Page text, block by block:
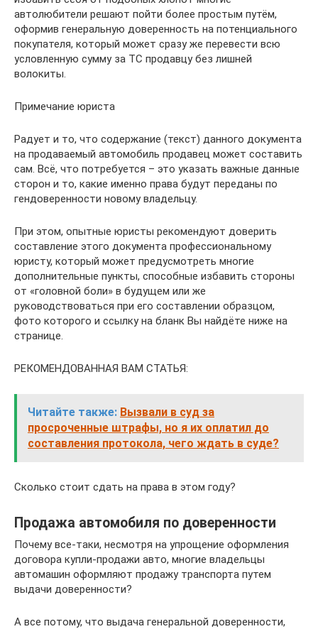
автолюбители решают пойти более простым путём,
оформив генеральную доверенность на потенциального
покупателя, который может сразу же перевести всю
условленную сумму за ТС продавцу без лишней
волокиты.
Примечание юриста
Радует и то, что содержание (текст) данного документа
на продаваемый автомобиль продавец может составить
сам. Всё, что потребуется – это указать важные данные
сторон и то, какие именно права будут переданы по
гендоверенности новому владельцу.
При этом, опытные юристы рекомендуют доверить
составление этого документа профессиональному
юристу, который может предусмотреть многие
дополнительные пункты, способные избавить стороны
от «головной боли» в будущем или же
руководствоваться при его составлении образцом,
фото которого и ссылку на бланк Вы найдёте ниже на
странице.
РЕКОМЕНДОВАННАЯ ВАМ СТАТЬЯ:
Читайте также: Вызвали в суд за
просроченные штрафы, но я их оплатил до
составления протокола, чего ждать в суде?
Сколько стоит сдать на права в этом году?
Продажа автомобиля по доверенности
Почему все-таки, несмотря на упрощение оформления
договора купли-продажи авто, многие владельцы
автомашин оформляют продажу транспорта путем
выдачи доверенности?
А все потому, что выдача генеральной доверенности,